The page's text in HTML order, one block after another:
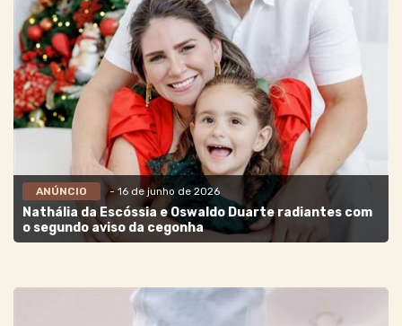
ANÚNCIO - 16 de junho de 2026
Nathália da Escóssia e Oswaldo Duarte radiantes com
o segundo aviso da cegonha